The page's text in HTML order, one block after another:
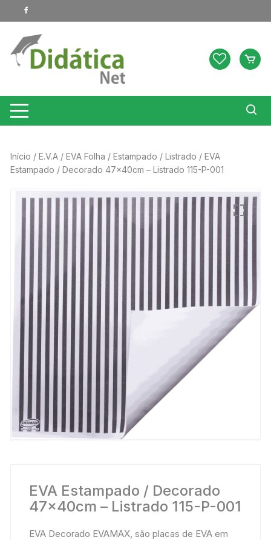
para
conteúdo
Início /E.V.A /EVA Folha /Estampado /Listrado / EVA
Estampado / Decorado 47x40cm – Listrado 115-P-001
EVA Estampado / Decorado
47x40cm – Listrado 115-P-001
EVA Decorado EVAMAX, são placas de EVA em